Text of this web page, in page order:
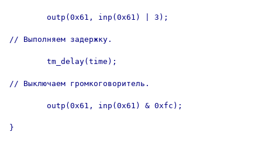
        outp(0x61, inp(0x61) | 3);
// Выполняем задержку.
        tm_delay(time);
// Выключаем громкоговоритель.
        outp(0x61, inp(0x61) & 0xfc);
}